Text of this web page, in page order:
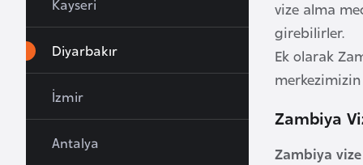
vize alma
girebilirler.
Ek olarak
merkezimizin
Zambiya
Zambiya
Kayseri
Diyarbakır
İzmir
Antalya
h
r
y
n